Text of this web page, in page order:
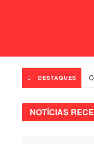
DESTAQUES
NOTÍCIAS